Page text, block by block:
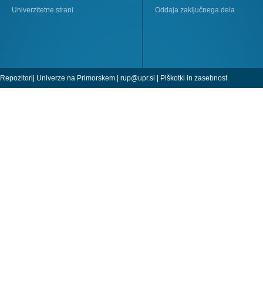
Univerzitetne strani
Oddaja zaključnega dela
Repozitorij Univerze na Primorskem | rup@upr.si | Piškotki in zasebnost